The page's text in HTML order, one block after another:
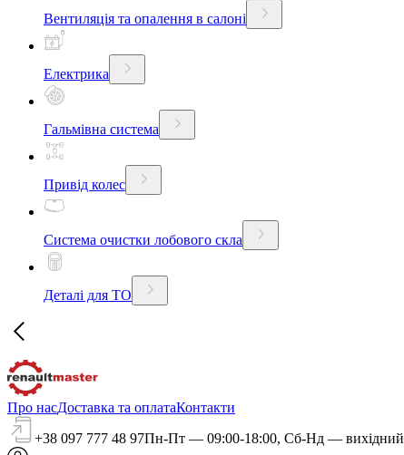
Вентиляція та опалення в салоні
Електрика
Гальмівна система
Привід колес
Система очистки лобового скла
Деталі для ТО
Про насДоставка та оплатаКонтакти
+38 097 777 48 97Пн-Пт — 09:00-18:00, Сб-Нд — вихідний